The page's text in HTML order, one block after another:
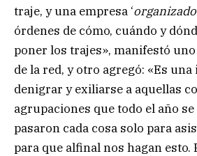
traje, y una empresa ‘
órdenes de cómo, cuándo y
poner los trajes», manifestó
de la red, y otro agregó: «Es
denigrar y exiliarse a aquellas
agrupaciones que todo el año
pasaron cada cosa solo para
para que alfinal nos hagan esto.